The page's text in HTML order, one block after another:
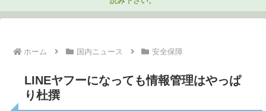
ホーム 国内ニュース 安全保障
LINEヤフーになっても情報管理はやっぱ
り杜撰